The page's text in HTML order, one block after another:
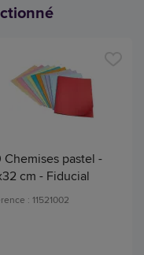
Chemises pastel -
cm - Fiducial
: 11521002